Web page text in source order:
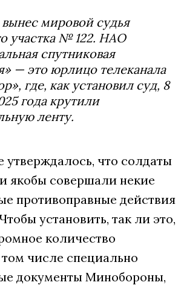
мировой судья
участка № 122. НАО
спутниковая
— это юрлицо телеканала
где, как установил суд, 8
года крутили
ленту.
что солдаты
якобы совершали некие
противоправные действия
установить, так ли это,
количество
числе специально
документы Минобороны,